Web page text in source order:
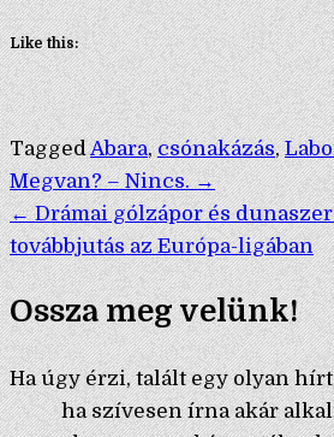
Like this:
TaggedAbara,csónakázás,
Bejegyzés
navigáció
Megvan? – Nincs. →
← Drámai gólzápor és
továbbjutás az Európa-ligában
Ossza meg velünk!
Ha úgy érzi, talált egy olyan
ha szívesen írna akár